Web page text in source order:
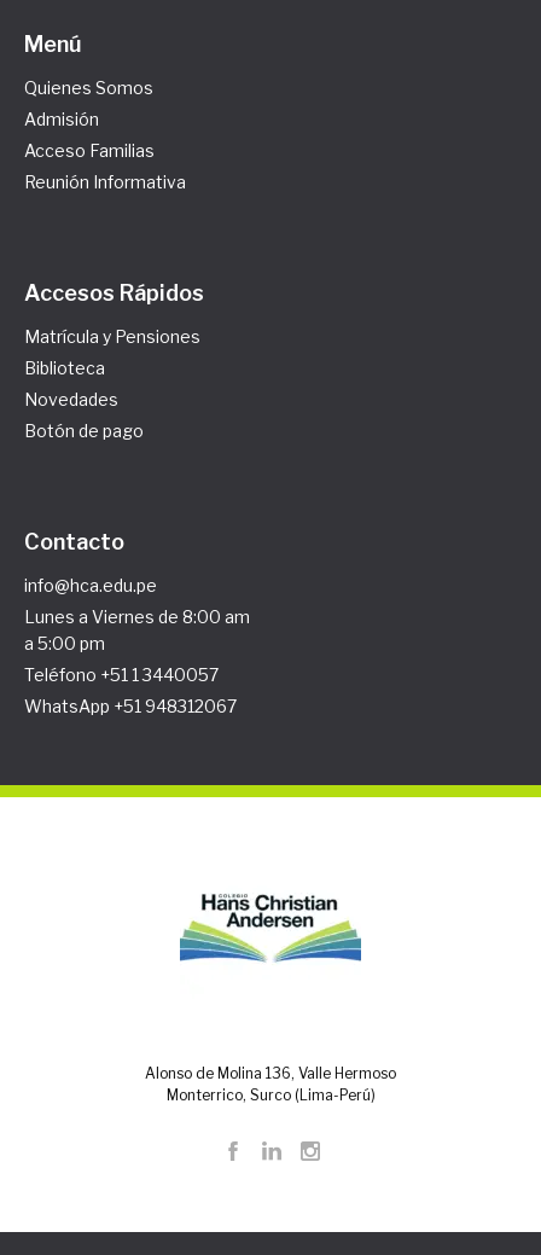
Menú
Quienes Somos
Admisión
Acceso Familias
Reunión Informativa
Accesos Rápidos
Matrícula y Pensiones
Biblioteca
Novedades
Botón de pago
Contacto
info@hca.edu.pe
Lunes a Viernes de 8:00 am
a 5:00 pm
Teléfono +51 1 3440057
WhatsApp +51 948312067
Alonso de Molina 136, Valle Hermoso
Monterrico, Surco (Lima-Perú)